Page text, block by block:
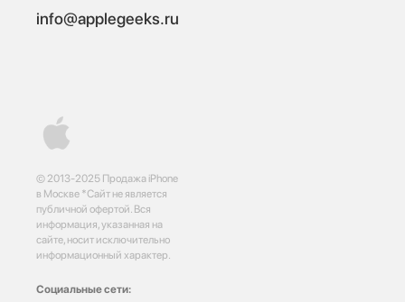
© 2013-2025 Продажа iPhone
в Москве *Сайт не является
публичной офертой. Вся
информация, указанная на
сайте, носит исключительно
информационный характер.
Социальные сети:
info@applegeeks.ru